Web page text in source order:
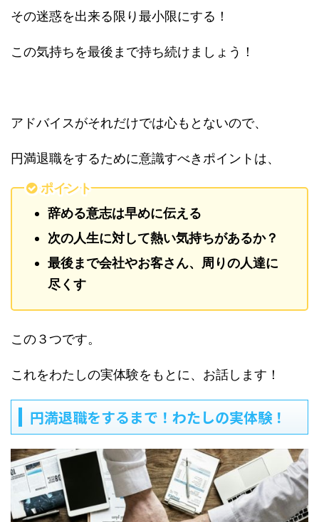
その迷惑を出来る限り最小限にする！
この気持ちを最後まで持ち続けましょう！
アドバイスがそれだけでは心もとないので、
円満退職をするために意識すべきポイントは、
ポイント
辞める意志は早めに伝える
次の人生に対して熱い気持ちがあるか？
最後まで会社やお客さん、周りの人達に
尽くす
この３つです。
これをわたしの実体験をもとに、お話します！
円満退職をするまで！わたしの実体験！